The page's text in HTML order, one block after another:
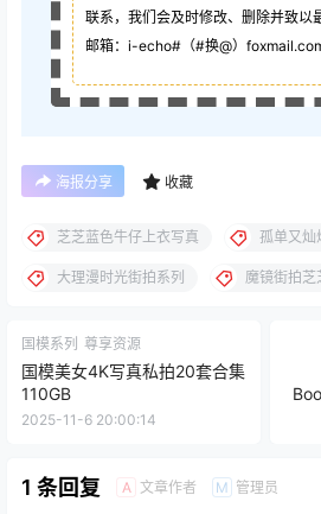
联系，我们会及时修改、删除并致以
邮箱：i-echo#（#换@）
海报分享 收藏
芝芝蓝色牛仔上衣写真 孤单又灿
大理漫时光街拍系列 魔镜街拍芝
国模系列 尊享资源
国模美女4K写真私拍20套合集
110GB
2025-11-6 20:00:14
1 条回复 A 文章作者 M 管理员